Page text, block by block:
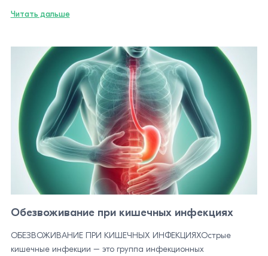
Читать дальше
Обезвоживание при кишечных инфекциях
ОБЕЗВОЖИВАНИЕ ПРИ КИШЕЧНЫХ ИНФЕКЦИЯХОстрые
кишечные инфекции – это группа инфекционных